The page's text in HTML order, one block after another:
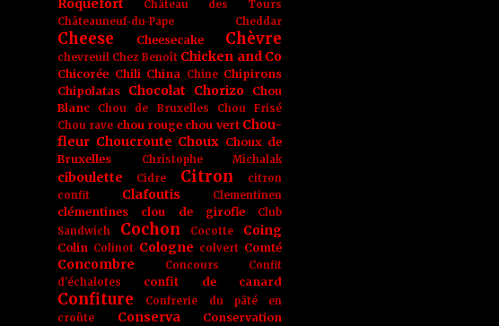
Roquefort
Château des Tours
Châteauneuf-du-Pape
Cheddar
Cheese Cheesecake Chèvre
chevreuil Chez Benoît Chicken and Co
Chicorée Chili China Chine Chipirons
Chipolatas
Chocolat Chorizo
Chou
Blanc
Chou de Bruxelles
Chou Frisé
Chou rave chou rouge chou vert Chou-
fleur Choucroute Choux Choux de
Bruxelles
Christophe Michalak
ciboulette Cidre Citron
citron
confit
Clafoutis Clementinen
clémentines clou de girofle
Club
Sandwich
Cochon Cocotte Coing
Colin Colinot Cologne colvert Comté
Concombre Concours
Confit
d'échalotes
confit de canard
Confiture
Confrerie du pâté en
croûte
Conserva Conservation